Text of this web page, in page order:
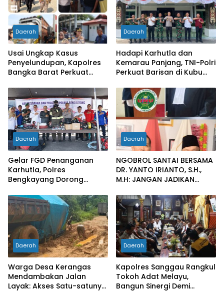
Daerah
Usai Ungkap Kasus
Penyelundupan, Kapolres
Bangka Barat Perkuat
Pelabuhan Tanjung Kalian
Daerah
Hadapi Karhutla dan
Kemarau Panjang, TNI-Polri
Perkuat Barisan di Kubu
Daerah
Gelar FGD Penanganan
Karhutla, Polres
Bengkayang Dorong
hingga Desa Tanggap
Bencana
Daerah
NGOBROL SANTAI BERSAMA
DR. YANTO IRIANTO, S.H.,
M.H: JANGAN JADIKAN
SEBAGAI KUNCI PINTU
KELUAR DARI JERATAN
HUKUM PIDANA KORUPSI
Daerah
Warga Desa Kerangas
Mendambakan Jalan
Layak: Akses Satu-satunya
Daerah
Kapolres Sanggau Rangkul
Tokoh Adat Melayu,
Bangun Sinergi Demi